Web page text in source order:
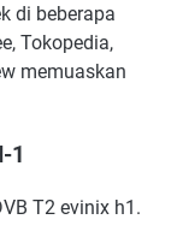
di beberapa
Tokopedia,
memuaskan
1
T2 evinix h1.